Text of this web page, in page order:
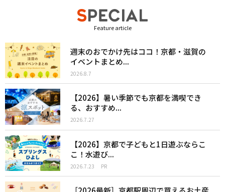
Feature article
週末のおでかけ先はココ！京都・滋賀の
イベントまとめ...
2026.8.7
【2026】暑い季節でも京都を満喫でき
る、おすすめ...
2026.7.27
【2026】京都で子どもと1日遊ぶならこ
こ！水遊び...
2026.7.23 PR